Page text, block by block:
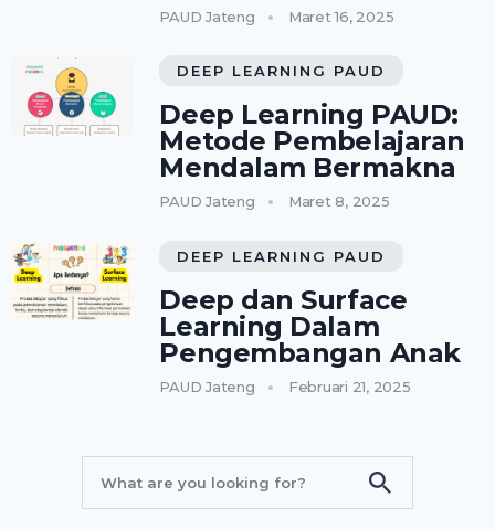
PAUD Jateng Maret 16, 2025
DEEP LEARNING PAUD
Deep Learning PAUD:
Metode Pembelajaran
Mendalam Bermakna
PAUD Jateng Maret 8, 2025
DEEP LEARNING PAUD
Deep dan Surface
Learning Dalam
Pengembangan Anak
PAUD Jateng Februari 21, 2025